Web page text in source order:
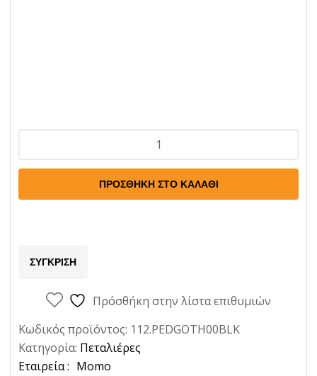
Gotham
μαύρη
ΠΡΟΣΘΉΚΗ ΣΤΟ ΚΑΛΆΘΙ
ΣΎΓΚΡΙΣΗ
Πρόσθήκη στην λίστα επιθυμιών
Κωδικός προϊόντος: 112.PEDGOTH00BLK
Κατηγορία: Πεταλιέρες
Ετικέτα:
Momo